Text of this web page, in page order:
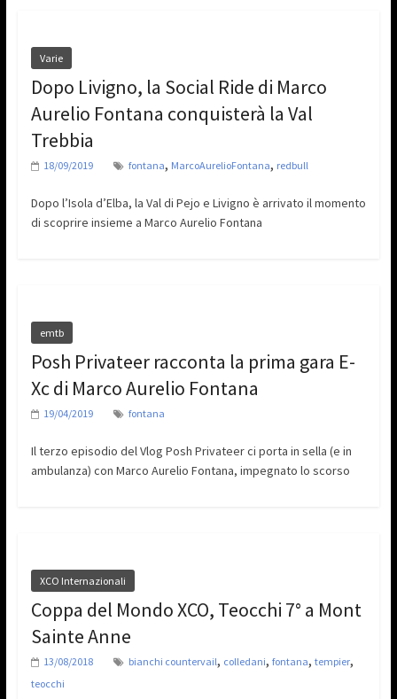
Varie
Dopo Livigno, la Social Ride di Marco
Aurelio Fontana conquisterà la Val
Trebbia
18/09/2019 fontana, MarcoAurelioFontana, redbull
Dopo l’Isola d’Elba, la Val di Pejo e Livigno è arrivato il momento
di scoprire insieme a Marco Aurelio Fontana
emtb
Posh Privateer racconta la prima gara E-
Xc di Marco Aurelio Fontana
19/04/2019 fontana
Il terzo episodio del Vlog Posh Privateer ci porta in sella (e in
ambulanza) con Marco Aurelio Fontana, impegnato lo scorso
XCO Internazionali
Coppa del Mondo XCO, Teocchi 7° a Mont
Sainte Anne
13/08/2018 bianchi countervail, colledani, fontana, tempier,
teocchi